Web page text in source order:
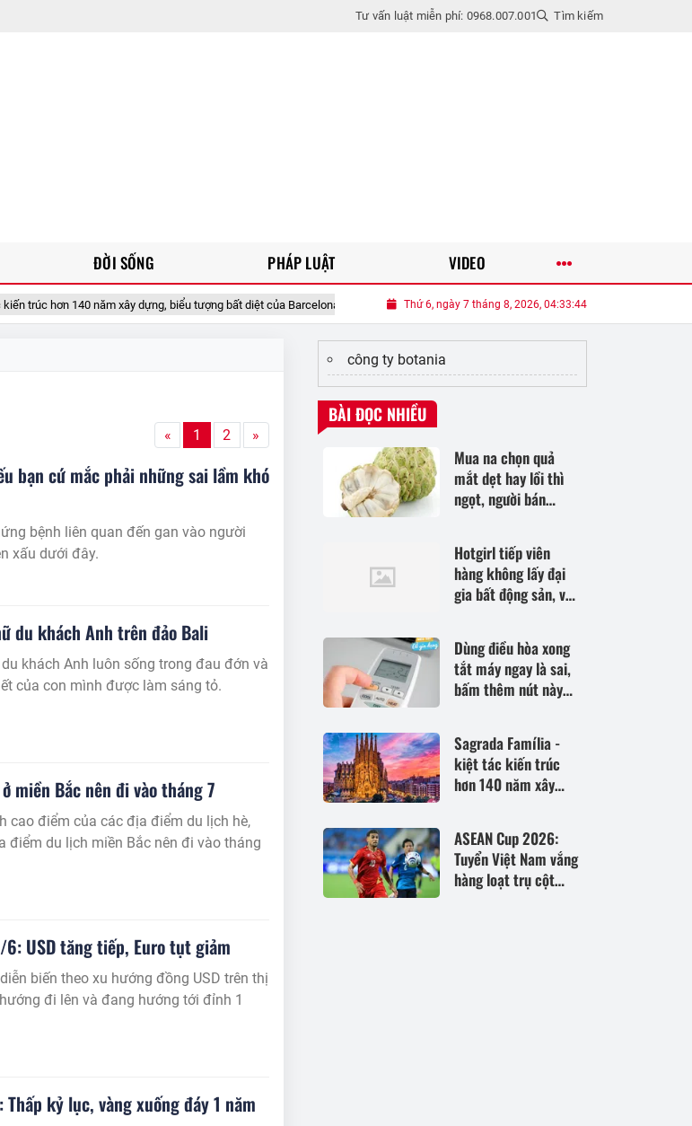
Tư vấn luật miễn phí: 0968.007.001 Tìm kiếm
năm xây dựng, biểu tượng bất diệt của Barcelona Dùng điều hòa xong tắt máy ngay là sai, bấm thêm nút này trước khi tắt,
Thứ 6, ngày 7 tháng 8, 2026, 04:33:45
ĐỜI SỐNG PHÁP LUẬT VIDEO
« 1 2 »
bạn cứ mắc phải những sai lầm khó
bệnh liên quan đến gan vào người
xấu dưới đây.
du khách Anh trên đảo Bali
khách Anh luôn sống trong đau đớn và
của con mình được làm sáng tỏ.
miền Bắc nên đi vào tháng 7
cao điểm của các địa điểm du lịch hè,
điểm du lịch miền Bắc nên đi vào tháng
USD tăng tiếp, Euro tụt giảm
biến theo xu hướng đồng USD trên thị
đi lên và đang hướng tới đỉnh 1
kỷ lục, vàng xuống đáy 1 năm
công ty botania
BÀI ĐỌC NHIỀU
Mua na chọn quả
mắt dẹt hay lồi thì
ngọt, người bán
nào cũng chín tới, lại
chẳng lo có giòi
Hotgirl tiếp viên
hàng không lấy đại
gia bất động sản, vừa
đẹp nõn nà, có 1
triệu người yêu thích
Dùng điều hòa xong
tắt máy ngay là sai,
bấm thêm nút này
kiệm cả trăm nghìn
tiền điện
Sagrada Família -
kiệt tác kiến trúc
hơn 140 năm xây
ASEAN Cup 2026:
Tuyển Việt Nam vắng
hàng loạt trụ cột